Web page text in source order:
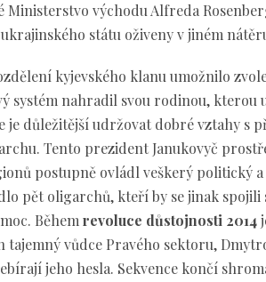
Ministerstvo východu Alfreda
státu oživeny v jiném
kyjevského klanu umožnilo
systém nahradil svou rodinou, kterou
je důležitější udržovat dobré vztahy s
Tento prezident Janukovyč
postupně ovládl veškerý politický
pět oligarchů, kteří by se jinak spojili
Běhemrevoluce důstojnosti 2014
tajemný vůdce Pravého sektoru,
jeho hesla. Sekvence končí